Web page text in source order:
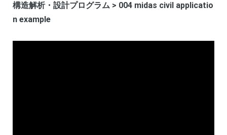
構造解析・設計プログラム > 004 midas civil applicatio
n example